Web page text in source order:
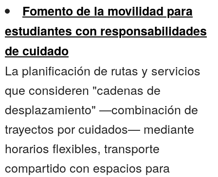
Fomento de la movilidad para
estudiantes con responsabilidades
de cuidado
La planificación de rutas y servicios
que consideren "cadenas de
desplazamiento" —combinación de
trayectos por cuidados— mediante
horarios flexibles, transporte
compartido con espacios para